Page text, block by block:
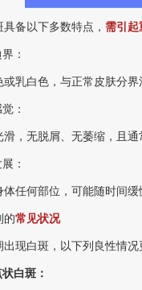
备以下多数特点， 需引
：
白色，与正常皮肤分界
：
无脱屑、无萎缩，且通
：
何部位，可能随时间缓
常见状况
白斑，以下列良性情况
白斑：